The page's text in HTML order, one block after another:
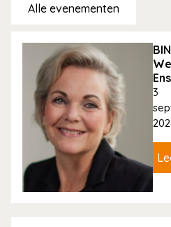
Alle evenementen
3